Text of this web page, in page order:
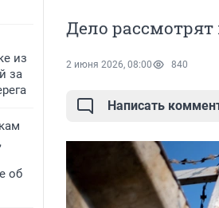
из
за
об
Дело
2 июня 2026, 08:00 840
Написать